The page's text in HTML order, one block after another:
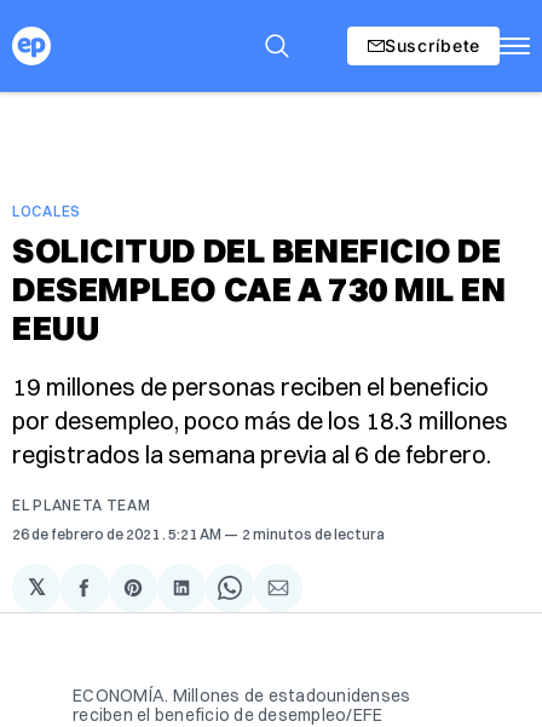
Suscríbete
LOCALES
SOLICITUD DEL BENEFICIO DE
DESEMPLEO CAE A 730 MIL EN
EEUU
19 millones de personas reciben el beneficio
por desempleo, poco más de los 18.3 millones
registrados la semana previa al 6 de febrero.
EL PLANETA TEAM
26 de febrero de 2021 . 5:21 AM 2 minutos de lectura
𝕏
Compartir
en
Share
on
Compartir
en
Share
on
Compartir
via
ECONOMÍA. Millones de estadounidenses
reciben el beneficio de desempleo/EFE